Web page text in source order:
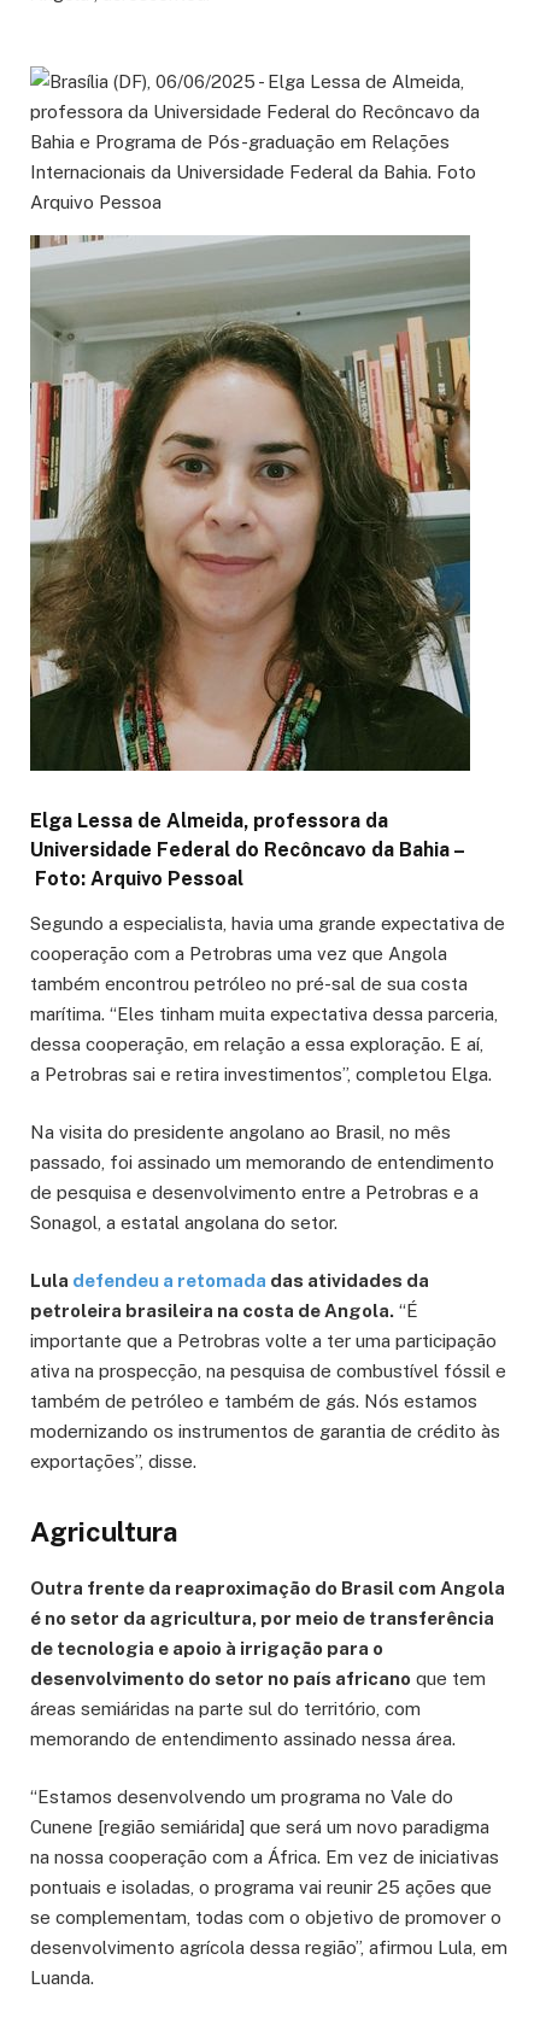
Elga Lessa de Almeida, professora da
Universidade Federal do Recôncavo da Bahia –
Foto: Arquivo Pessoal
Segundo a especialista, havia uma grande expectativa de
cooperação com a Petrobras uma vez que Angola
também encontrou petróleo no pré-sal de sua costa
marítima. “Eles tinham muita expectativa dessa parceria,
dessa cooperação, em relação a essa exploração. E aí,
a Petrobras sai e retira investimentos”, completou Elga.
Na visita do presidente angolano ao Brasil, no mês
passado, foi assinado um memorando de entendimento
de pesquisa e desenvolvimento entre a Petrobras e a
Sonagol, a estatal angolana do setor.
Lula defendeu a retomada das atividades da
petroleira brasileira na costa de Angola. “É
importante que a Petrobras volte a ter uma participação
ativa na prospecção, na pesquisa de combustível fóssil e
também de petróleo e também de gás. Nós estamos
modernizando os instrumentos de garantia de crédito às
exportações”, disse.
Agricultura
Outra frente da reaproximação do Brasil com Angola
é no setor da agricultura, por meio de transferência
de tecnologia e apoio à irrigação para o
desenvolvimento do setor no país africano que tem
áreas semiáridas na parte sul do território, com
memorando de entendimento assinado nessa área.
“Estamos desenvolvendo um programa no Vale do
Cunene [região semiárida] que será um novo paradigma
na nossa cooperação com a África. Em vez de iniciativas
pontuais e isoladas, o programa vai reunir 25 ações que
se complementam, todas com o objetivo de promover o
desenvolvimento agrícola dessa região”, afirmou Lula, em
Luanda.